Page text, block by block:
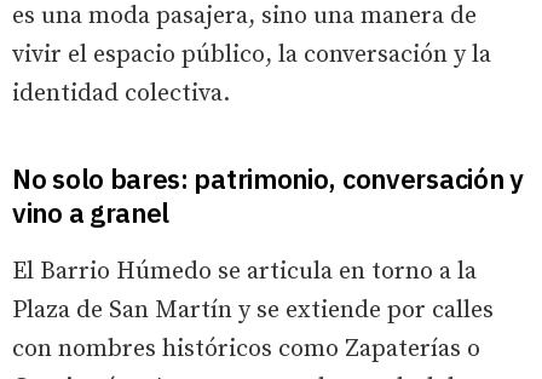
es una moda pasajera, sino una manera de
vivir el espacio público, la conversación y la
identidad colectiva.
No solo bares: patrimonio, conversación y
vino a granel
El Barrio Húmedo se articula en torno a la
Plaza de San Martín y se extiende por calles
con nombres históricos como Zapaterías o